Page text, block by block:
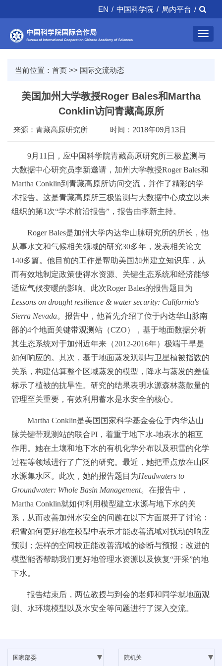
EN / 中国科学院 / 局内平台 /
当前位置： 首页 >> 国际交流动态
美国加州大学教授Roger Bales和Martha
Conklin访问青藏高原所
来源：青藏高原研究所 时间：2018年09月13日
9月11日，应中国科学院青藏高原研究所三极监测与
大数据中心研究员李新邀请，加州大学教授Roger Bales和
Martha Conklin到青藏高原所访问交流，并作了精彩的学
术报告。这是青藏高原所三极监测与大数据中心成立以来
组织的第1次“学术前沿报告”，报告由李新主持。
Roger Bales是加州大学内达华山脉研究所的所长，他
从事水文和气候相关领域的研究30多年，发表相关论文
140多篇。他目前的工作是帮助美国加州建立知识库，从
而有效地制定政策使得水资源、关键生态系统和经济能够
适应气候变暖的影响。此次Roger Bales的报告题目为
Lessons on drought resilience & water security: California's
Sierra Nevada。报告中，他首先介绍了位于内达华山脉南
部的4个地面关键带观测站（CZO），基于地面数据分析
其生态系统对于加州近年来（2012-2016年）极端干旱是
如何响应的。其次，基于地面蒸发观测与卫星植被指数的
关系，构建估算整个区域蒸发的模型，降水与蒸发的差值
标示了植被的抗旱性。研究的结果表明水源森林蒸散量的
管理至关重要，有效利用蓄水是水安全的核心。
Martha Conklin是美国国家科学基金会位于内华达山
脉关键带观测站的联合PI，着重于地下水-地表水的相互
作用。她在土壤和地下水的有机化学分布以及积雪的化学
过程等领域进行了广泛的研究。最近，她把重点放在山区
水源集水区。此次，她的报告题目为Headwaters to
Groundwater: Whole Basin Management。在报告中，
Martha Conklin就如何利用模型建立水源与地下水的关
系，从而改善加州水安全的问题在以下方面展开了讨论：
积雪如何更好地在模型中表示才能改善流域对扰动的响应
预测；怎样的空间校正能改善流域的诊断与预报；改进的
模型能否帮助我们更好地管理水资源以及恢复“开采”的地
下水。
报告结束后，两位教授与到会的老师和同学就地面观
测、水环境模型以及水安全等问题进行了深入交流。